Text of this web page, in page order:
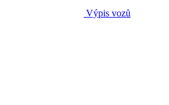
Výpis vozů